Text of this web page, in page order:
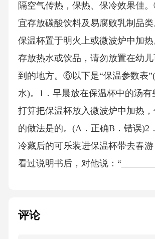
隔空气传热，保热、保冷效果佳
宜存放碳酸饮料及易腐败乳制品
保温杯置于明火上或微波炉中加
存放热水或饮品，请勿放置在幼
到的地方。⑥以下是“保温参数表
水)。1．早晨放在保温杯中的汤有
打算把保温杯放入微波炉中加热
的做法是的。(A．正确B．错误)2
冷藏后的可乐装进保温杯带去春游
看过说明书后，对他说：
她要用杯里的水冲泡维C泡腾片(必
评论